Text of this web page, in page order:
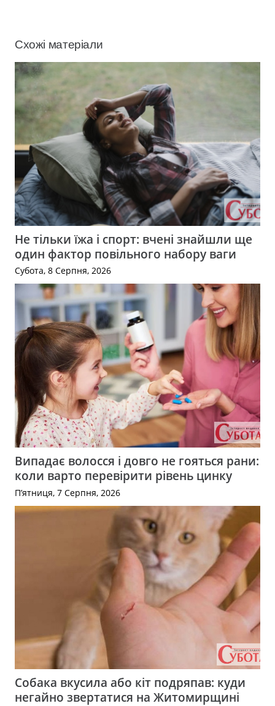
Схожі матеріали
Не тільки їжа і спорт: вчені знайшли ще
один фактор повільного набору ваги
Субота, 8 Серпня, 2026
Випадає волосся і довго не гояться рани:
коли варто перевірити рівень цинку
П’ятниця, 7 Серпня, 2026
Собака вкусила або кіт подряпав: куди
негайно звертатися на Житомирщині